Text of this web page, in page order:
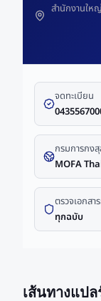
สำนักงานให
จดทะเบียน
กรมการกง
MOFA
ตรวจเอกส
ทุกฉบับ
เส้นทางแป